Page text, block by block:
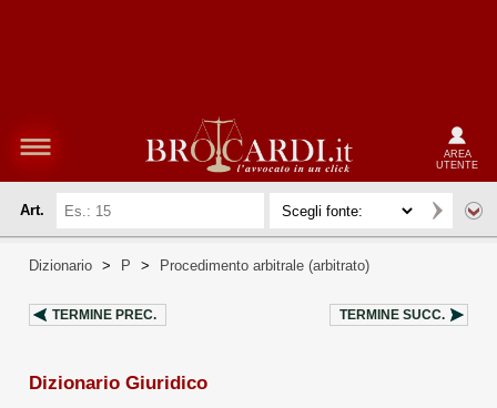
AREA
UTENTE
Art.
Dizionario > P > Procedimento arbitrale (arbitrato)
TERMINE PREC. TERMINE SUCC.
Dizionario Giuridico